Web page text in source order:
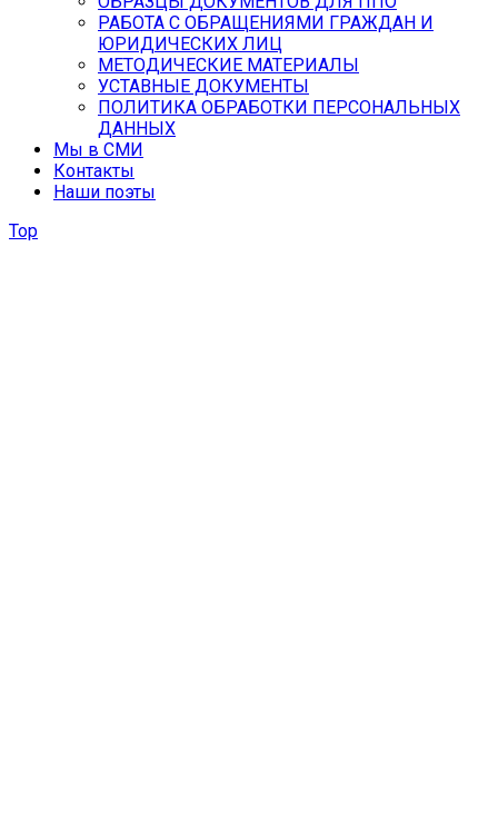
РАБОТА С ОБРАЩЕНИЯМИ ГРАЖДАН И
ЮРИДИЧЕСКИХ ЛИЦ
МЕТОДИЧЕСКИЕ МАТЕРИАЛЫ
УСТАВНЫЕ ДОКУМЕНТЫ
ПОЛИТИКА ОБРАБОТКИ ПЕРСОНАЛЬНЫХ
ДАННЫХ
Мы в СМИ
Контакты
Наши поэты
Top